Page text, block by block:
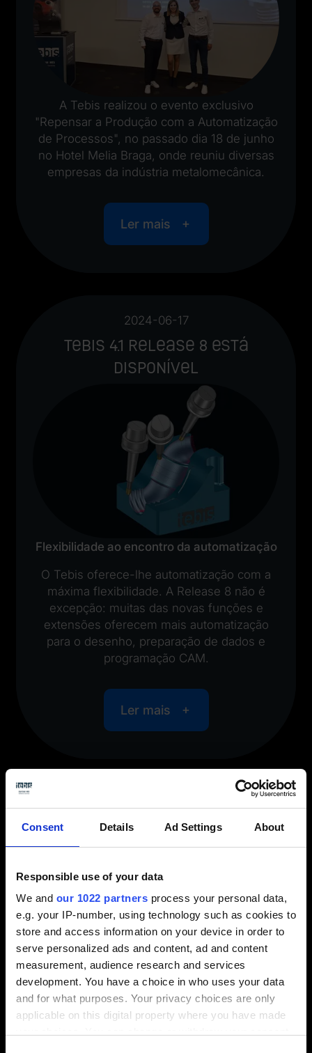
Consent Details Ad Settings About
Responsible use of your data
We and our 1022 partners process your personal data,
e.g. your IP-number, using technology such as cookies to
store and access information on your device in order to
serve personalized ads and content, ad and content
measurement, audience research and services
development. You have a choice in who uses your data
and for what purposes. Your privacy choices are only
applicable on this digital property where you have made
A Tebis realizou o evento exclusivo
"Repensar a Produção com a Automatização
de Processos", no passado dia 18 de junho
no Hotel Melia Braga, onde reuniu diversas
empresas da indústria metalomecânica.
Ler mais
2024-06-17
Tebis 4.1 Release 8 está
disponível
Flexibilidade ao encontro da automatização
O Tebis oferece-lhe automatização com a
máxima flexibilidade. A Release 8 não é
excepção: muitas das novas funções e
extensões oferecem mais automatização
para o desenho, preparação de dados e
programação CAM.
Ler mais
2024-05-01
Tebis: 15 Anos a Impulsionar a
Inovação na Indústria
A Tebis, líder global em soluções CAD/CAM